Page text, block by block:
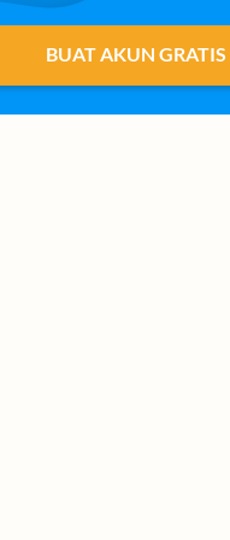
BUAT AKUN GRATIS